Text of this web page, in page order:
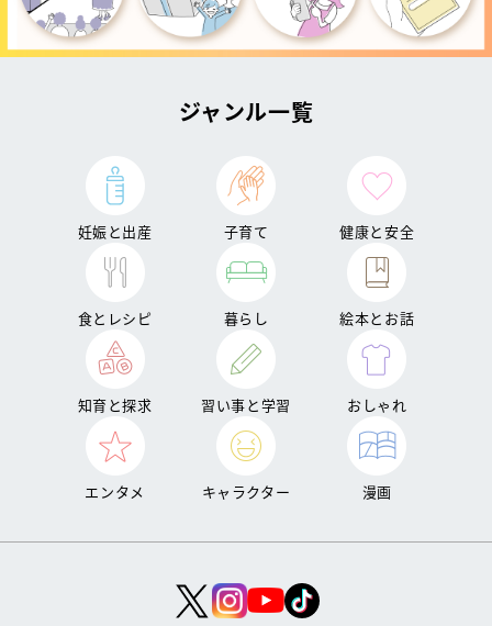
ジャンル一覧
妊娠と出産 子育て 健康と安全
食とレシピ 暮らし 絵本とお話
知育と探求 習い事と学習 おしゃれ
エンタメ キャラクター 漫画